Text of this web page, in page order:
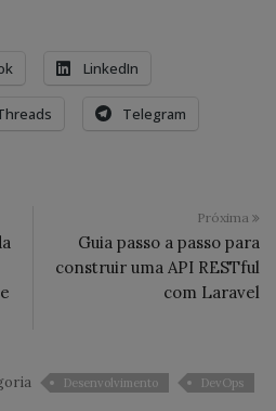
LinkedIn
Telegram
Próxima
Guia passo a passo para
construir uma API RESTful
com Laravel
Desenvolvimento DevOps